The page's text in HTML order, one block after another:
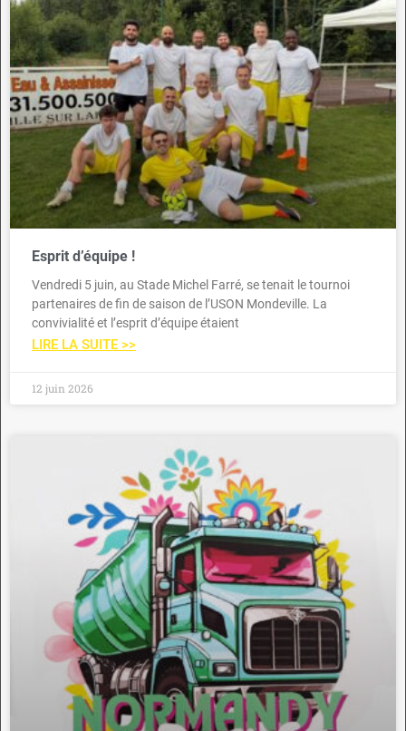
Esprit d’équipe !
Vendredi 5 juin, au Stade Michel Farré, se tenait le tournoi
partenaires de fin de saison de l’USON Mondeville. La
convivialité et l’esprit d’équipe étaient
LIRE LA SUITE >>
12 juin 2026